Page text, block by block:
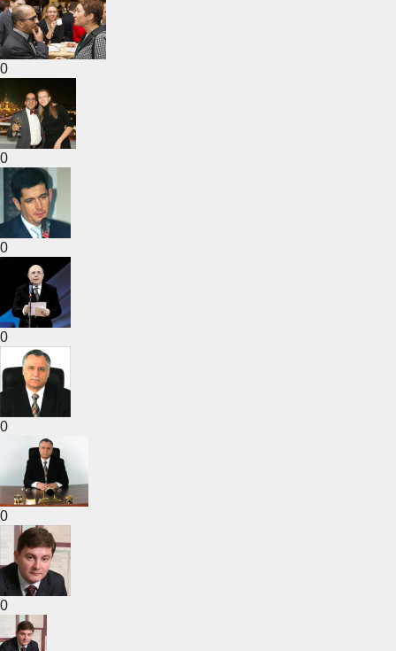
0
0
0
0
0
0
0